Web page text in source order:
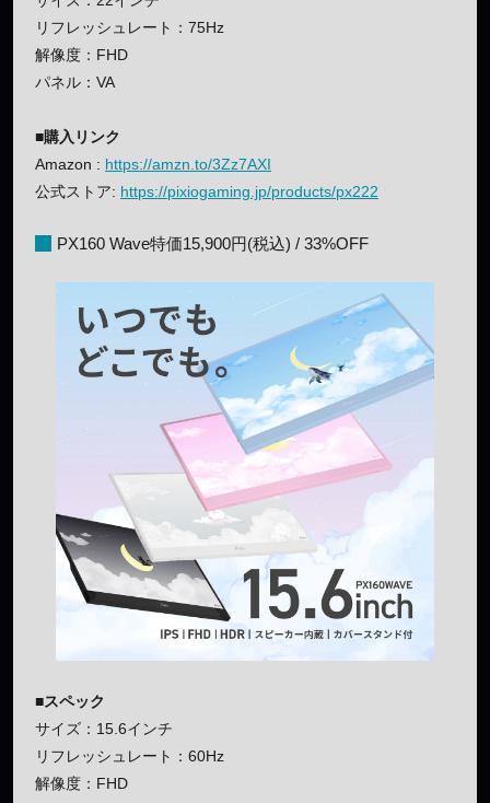
リフレッシュレート：75Hz
解像度：FHD
パネル：VA
■購入リンク
Amazon : https://amzn.to/3Zz7AXI
公式ストア: https://pixiogaming.jp/products/px222
PX160 Wave特価15,900円(税込) / 33%OFF
■スペック
サイズ：15.6インチ
リフレッシュレート：60Hz
解像度：FHD